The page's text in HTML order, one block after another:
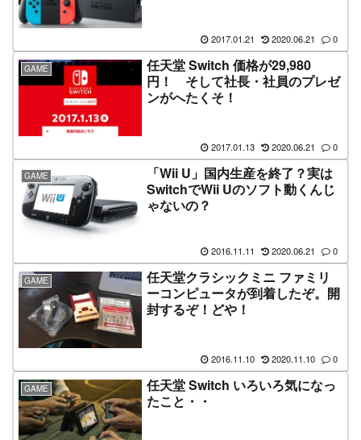
2017.01.21 2020.06.21 0
GAME
任天堂 Switch 価格が29,980
円！ そして社長・社員のプレゼ
ンがへたくそ！
2017.01.13 2020.06.21 0
GAME
「Wii U」国内生産を終了？実は
SwitchでWii Uのソフト動くんじ
ゃないの？
2016.11.11 2020.06.21 0
GAME
任天堂クラシックミニ ファミリ
ーコンピュータが到着したぞ。開
封するぞ！どや！
2016.11.10 2020.11.10 0
GAME
任天堂 Switch いろいろ気になっ
たこと・・